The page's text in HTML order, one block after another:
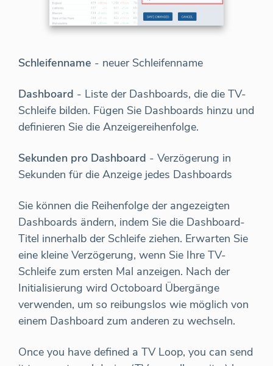
Schleifenname - neuer Schleifenname
Dashboard - Liste der Dashboards, die die TV-
Schleife bilden. Fügen Sie Dashboards hinzu und
definieren Sie die Anzeigereihenfolge.
Sekunden pro Dashboard - Verzögerung in
Sekunden für die Anzeige jedes Dashboards
Sie können die Reihenfolge der angezeigten
Dashboards ändern, indem Sie die Dashboard-
Titel innerhalb der Schleife ziehen. Erwarten Sie
eine kleine Verzögerung, wenn Sie Ihre TV-
Schleife zum ersten Mal anzeigen. Nach der
Initialisierung wird Octoboard Übergänge
verwenden, um so reibungslos wie möglich von
einem Dashboard zum anderen zu wechseln.
Once you have defined a TV Loop, you can send